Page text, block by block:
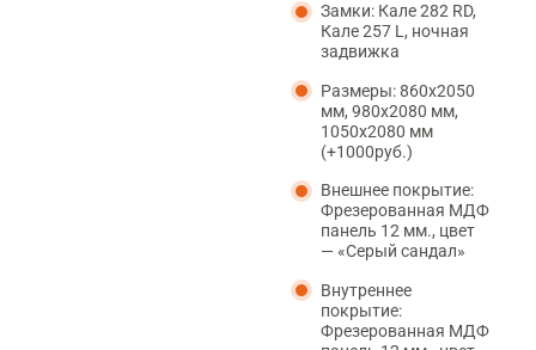
Замки: Кале 282 RD,
Кале 257 L, ночная
задвижка
Размеры: 860х2050
мм, 980х2080 мм,
1050х2080 мм
(+1000руб.)
Внешнее покрытие:
Фрезерованная МДФ
панель 12 мм., цвет
— «Серый сандал»
Внутреннеe
покрытие:
Фрезерованная МДФ